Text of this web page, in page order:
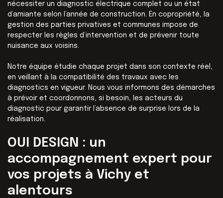
nécessiter un diagnostic électrique complet ou un état
d’amiante selon l’année de construction. En copropriété, la
gestion des parties privatives et communes impose de
respecter les règles d’intervention et de prévenir toute
nuisance aux voisins.
Notre équipe étudie chaque projet dans son contexte réel,
en veillant à la compatibilité des travaux avec les
diagnostics en vigueur. Nous vous informons des démarches
à prévoir et coordonnons, si besoin, les acteurs du
diagnostic pour garantir l’absence de surprise lors de la
réalisation.
OUI DESIGN : un
accompagnement expert pour
vos projets à Vichy et
alentours